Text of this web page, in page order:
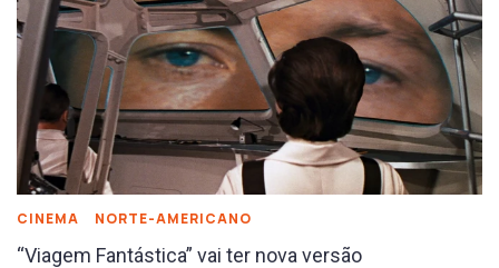
CINEMA NORTE-AMERICANO
“Viagem Fantástica” vai ter nova versão